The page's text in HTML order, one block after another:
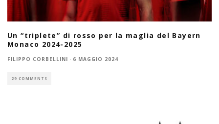
Un “triplete” di rosso per la maglia del Bayern
Monaco 2024-2025
FILIPPO CORBELLINI · 6 MAGGIO 2024
29 COMMENTS